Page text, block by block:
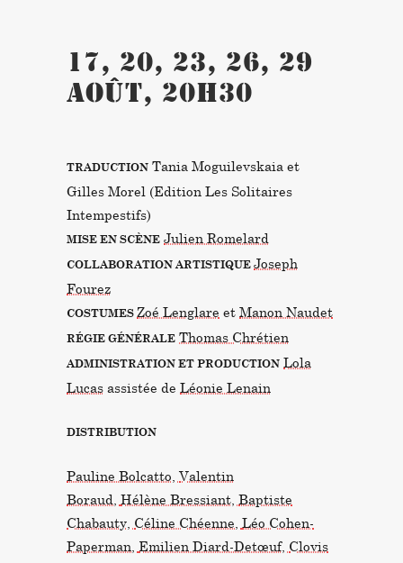
17, 20, 23, 26, 29
août, 20h30
TRADUCTION Tania Moguilevskaia et
Gilles Morel (Edition Les Solitaires
Intempestifs)
MISE EN SCÈNE Julien Romelard
COLLABORATION ARTISTIQUE Joseph
Fourez
COSTUMES Zoé Lenglare et Manon Naudet
RÉGIE GÉNÉRALE Thomas Chrétien
ADMINISTRATION ET PRODUCTION Lola
Lucas assistée de Léonie Lenain
DISTRIBUTION
Pauline Bolcatto, Valentin
Boraud, Hélène Bressiant, Baptiste
Chabauty, Céline Chéenne, Léo Cohen-
Paperman, Emilien Diard-Detœuf, Clovis